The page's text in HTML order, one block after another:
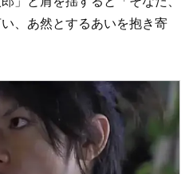
、あ然とするあいを抱き寄